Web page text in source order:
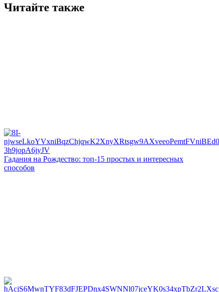
Читайте также
Гадания на Рождество: топ-15 простых и интересных
способов